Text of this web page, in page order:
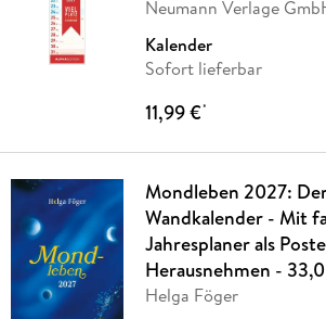
Neumann Verlage
Kalender
Sofort lieferbar
11,99 €*
Mondleben 2027:
Wandkalender - Mit
Jahresplaner als
Herausnehmen -
Helga Föger